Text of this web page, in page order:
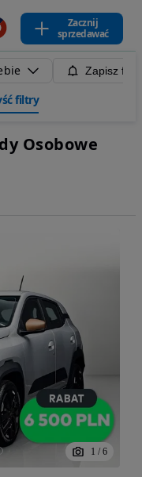
Zacznij
sprzedawać
Zapisz
filtry
Osobowe
1 / 6